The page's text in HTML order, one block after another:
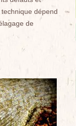
dépend
de